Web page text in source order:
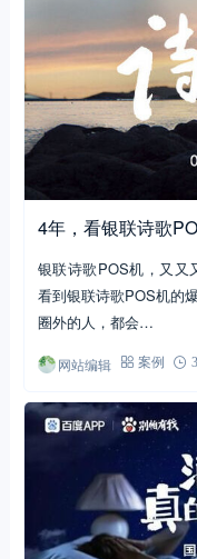
4年，看银联诗歌
银联诗歌POS机，又又
看到银联诗歌POS机的
圈外的人，都会…
网站编辑 案例